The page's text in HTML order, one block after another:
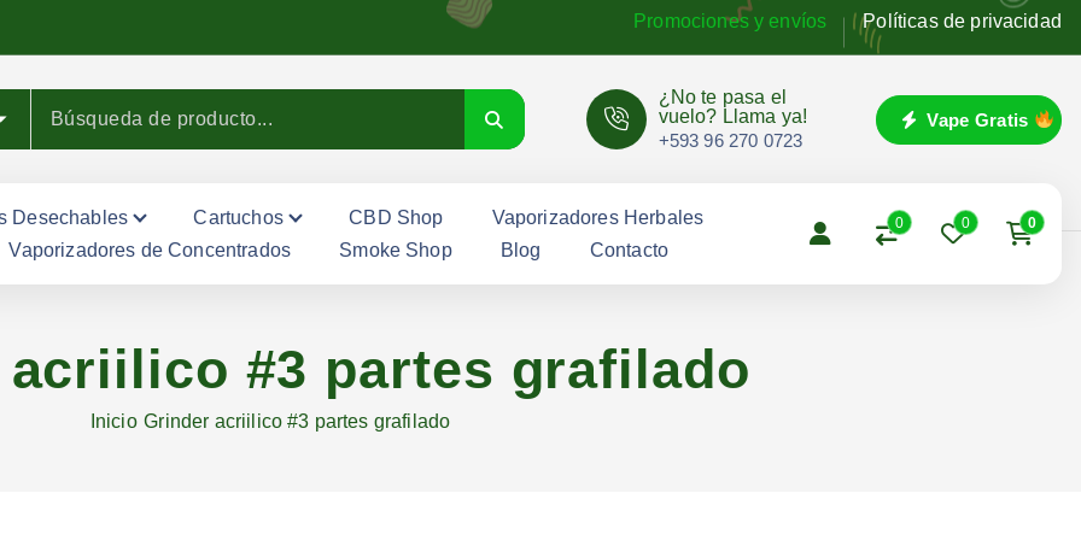
Promociones y envíos Políticas de privacidad
¿No te pasa el
vuelo? Llama ya!
+593 96 270 0723
Vape Gratis
Desechables Cartuchos CBD Shop
Vaporizadores Herbales
Vaporizadores de Concentrados
Smoke Shop Blog Contacto
0 0 0
#3 partes grafilado
Inicio Grinder acriilico #3 partes grafilado